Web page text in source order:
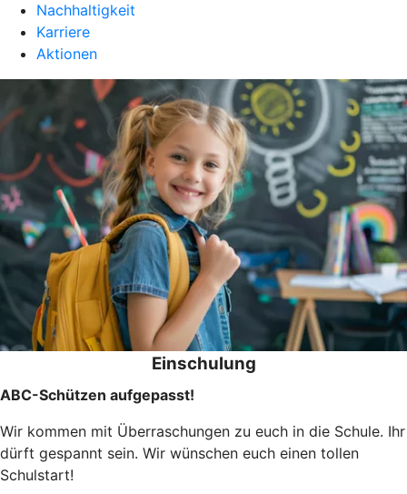
Nachhaltigkeit
Karriere
Aktionen
Einschulung
ABC-Schützen aufgepasst!
Wir kommen mit Überraschungen zu euch in die Schule. Ihr
dürft gespannt sein. Wir wünschen euch einen tollen
Schulstart!